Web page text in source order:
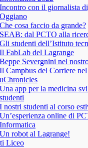
Incontro con il giornalista
Oggiano
Che cosa faccio da grande?
SEAB: dal PCTO alla
Gli studenti dell’Istituto
Il FabLab del Lagrange
Beppe Severgnini nel
Il Campbus del Corriere
uChronicles
Una app per la medicina
studenti
I nostri studenti al corso
Un’esperienza online di
Informatica
Un robot al Lagrange!
Liceo